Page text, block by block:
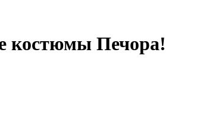
костюмы Печора!